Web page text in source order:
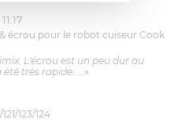
écrou pour le robot cuiseur Cook
L'écrou est un peu dur au
très rapide. ...»
123/124